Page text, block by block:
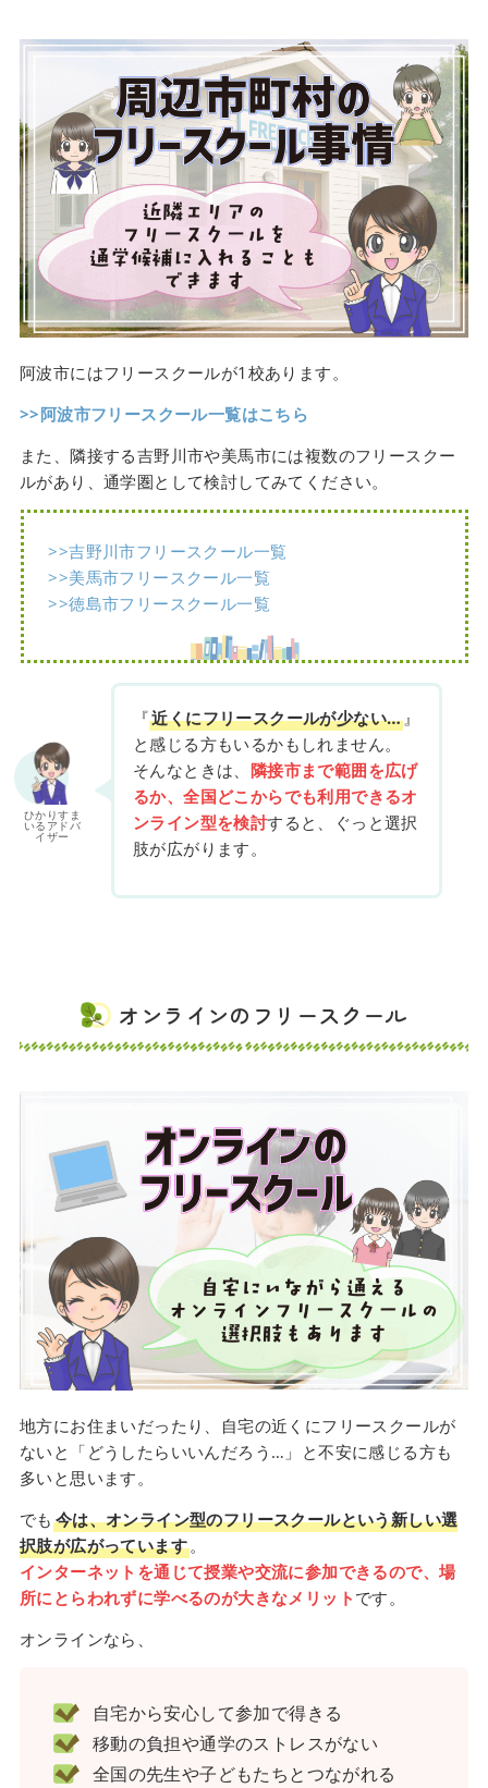
阿波市にはフリースクールが1校あります。
>>阿波市フリースクール一覧はこちら
また、隣接する吉野川市や美馬市には複数のフリースクー
ルがあり、通学圏として検討してみてください。
>>吉野川市フリースクール一覧
>>美馬市フリースクール一覧
>>徳島市フリースクール一覧
ひかりすま
いるアドバ
イザー
『近くにフリースクールが少ない… 』
と感じる方もいるかもしれません。
そんなときは、 隣接市まで範囲を広げ
るか、全国どこからでも利用できるオ
ンライン型を検討すると、ぐっと選択
肢が広がります。
オンラインのフリースクール
地方にお住まいだったり、自宅の近くにフリースクールが
ないと「どうしたらいいんだろう…」と不安に感じる方も
多いと思います。
でも 今は、オンライン型のフリースクールという新しい選
択肢が広がっています。
インターネットを通じて授業や交流に参加できるので、場
所にとらわれずに学べるのが大きなメリット です。
オンラインなら、
自宅から安心して参加で得きる
移動の負担や通学のストレスがない
全国の先生や子どもたちとつながれる